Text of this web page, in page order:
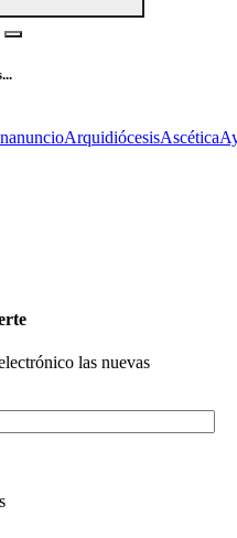
anuncioArquidiócesisAscética
las nuevas